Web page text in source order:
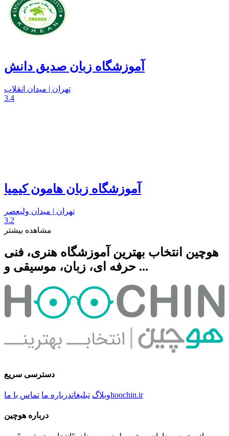
آموزشگاه زبان صدیق دانش
تهران | میدان انقلاب
3.4
آموزشگاه زبان هامون کیمیا
تهران | میدان ولیعصر
3.2
مشاهده بیشتر
هوچین انتخاب بهترین آموزشگاه هنری، فنی
حرفه ای، زبان، موسیقی و ...
دسترسی سریع
وبلاگ تبلیغاتدرباره ما تماس با ما hoochin.ir
درباره هوچین